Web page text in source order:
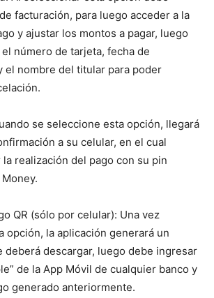
facturación, para luego acceder a la
y ajustar los montos a pagar, luego
número de tarjeta, fecha de
el nombre del titular para poder
se seleccione esta opción, llegará
a su celular, en el cual
realización del pago con su pin
QR (sólo por celular): Una vez
opción, la aplicación generará un
deberá descargar, luego debe ingresar
de la App Móvil de cualquier banco y
generado anteriormente.